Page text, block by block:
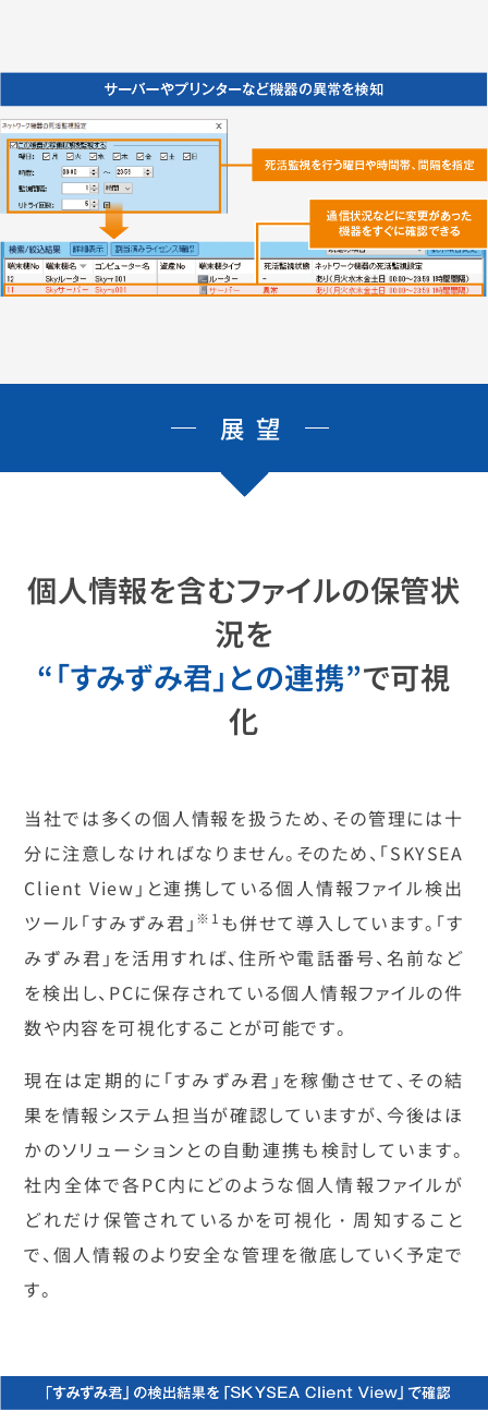
展望
個人情報を含むファイルの保管状
況を
“「すみずみ君」との連携”で可視
化
当社では多くの個人情報を扱うため、その管理には十
分に注意しなければなりません。そのため、「SKYSEA
Client View」と連携している個人情報ファイル検出
ツール「すみずみ君」 ※1 も併せて導入しています。「す
みずみ君」を活用すれば、住所や電話番号、名前など
を検出し、PCに保存されている個人情報ファイルの件
数や内容を可視化することが可能です。
現在は定期的に「すみずみ君」を稼働させて、その結
果を情報システム担当が確認していますが、今後はほ
かのソリューションとの自動連携も検討しています。
社内全体で各PC内にどのような個人情報ファイルが
どれだけ保管されているかを可視化・周知すること
で、個人情報のより安全な管理を徹底していく予定で
す。